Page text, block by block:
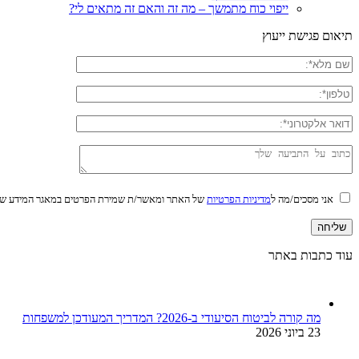
ייפוי כוח מתמשך – מה זה והאם זה מתאים לי?
תיאום פגישת ייעוץ
אני מסכים/מה למדיניות הפרטיותשל האתר ומאשר/ת שמירת הפרטים במאגר המידע
עוד כתבות באתר
מה קורה לביטוח הסיעודי ב-2026? המדריך המעודכן למשפחות
23 ביוני 2026